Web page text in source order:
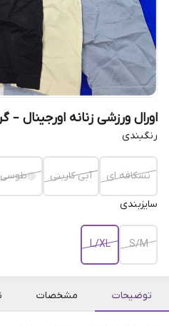
اورال ورزشی زنانه اورجینال –
رنگبندی
نسکافه ای آبی کاربنی طوسی
سایزبندی
S/M
L/XL
توضیحات مشخصات